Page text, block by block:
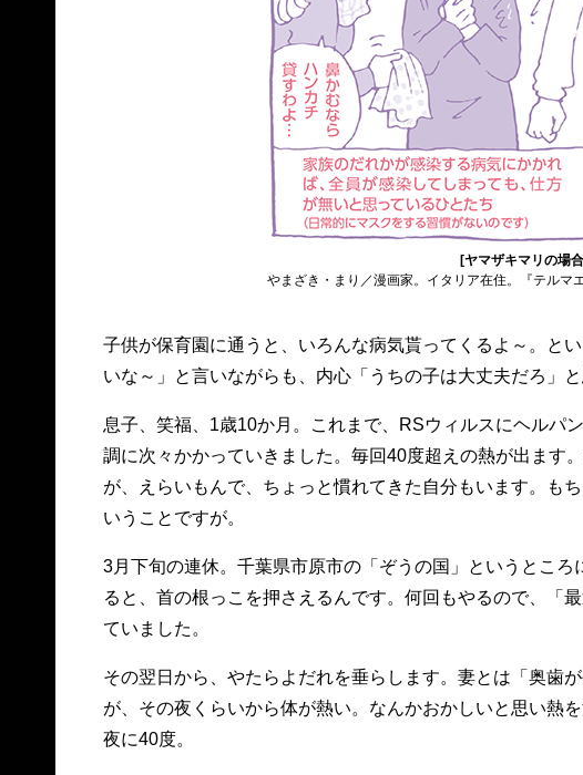
[ヤマザキマリの場
やまざき・まり／漫画家。イタリア在住。『テルマ
子供が保育園に通うと、いろんな病気貰ってくるよ～。と
いな～」と言いながらも、内心「うちの子は大丈夫だろ」
息子、笑福、1歳10か月。これまで、RSウィルスにヘルパ
調に次々かかっていきました。毎回40度超えの熱が出ます
が、えらいもんで、ちょっと慣れてきた自分もいます。も
いうことですが。
3月下旬の連休。千葉県市原市の「ぞうの国」というとこ
ると、首の根っこを押さえるんです。何回もやるので、「
ていました。
その翌日から、やたらよだれを垂らします。妻とは「奥歯
が、その夜くらいから体が熱い。なんかおかしいと思い熱
夜に40度。